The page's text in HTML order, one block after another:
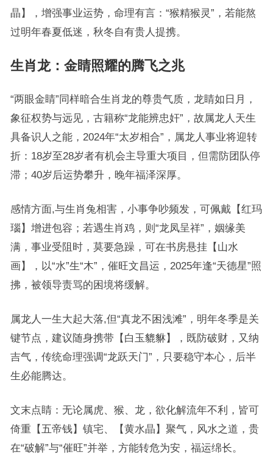
晶】，增强事业运势，命理有言：“猴精猴灵”，若能熬
过明年春夏低迷，秋冬自有贵人提携。
生肖龙：金睛照耀的腾飞之兆
“两眼金睛”同样暗合生肖龙的尊贵气质，龙睛如日月，
象征权势与远见，古籍称“龙能辨忠奸”，故属龙人天生
具备识人之能，2024年“太岁相合”，属龙人事业将迎转
折：18岁至28岁者有机会主导重大项目，但需防团队停
滞；40岁后运势攀升，晚年福泽深厚。
感情方面,与生肖兔相害，小事争吵频发，可佩戴【红玛
瑙】增进包容；若遇生肖鸡，则“龙凤呈祥”，姻缘美
满，事业受阻时，莫要急躁，可在书房悬挂【山水
画】，以“水”生“木”，催旺文昌运，2025年逢“天德星”照
拂，被领导责骂的困境将缓解。
属龙人一生大起大落,但“真龙不困浅滩”，明年冬季是关
键节点，建议随身携带【白玉貔貅】，既防破财，又纳
吉气，传统命理强调“龙跃天门”，只要稳守本心，后半
生必能腾达。
文末点睛：无论属虎、猴、龙，欲化解流年不利，皆可
倚重【五帝钱】镇宅、【黄水晶】聚气，风水之道，贵
在“破解”与“催旺”并举，方能转危为安，福运绵长。